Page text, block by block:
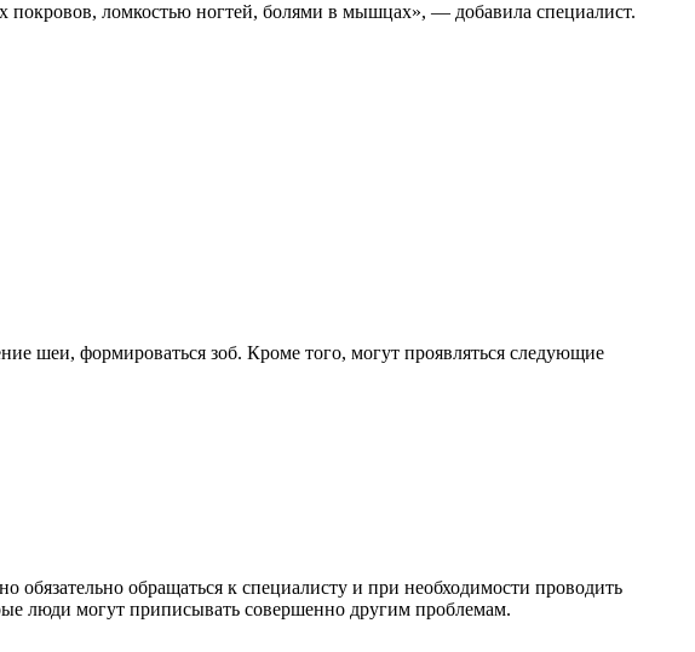
покровов, ломкостью ногтей, болями в мышцах», — добавила специалист.
шеи, формироваться зоб. Кроме того, могут проявляться следующие
обращаться к специалисту и при необходимости проводить
люди могут приписывать совершенно другим проблемам.